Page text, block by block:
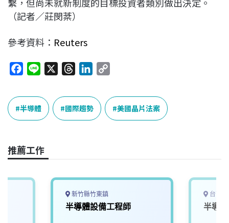
繫，但尚未就新制度的目標投資者類別做出決定。
（記者／莊閔棻）
參考資料： Reuters
c
e
b
o
k
n
e
r
e
a
n
k
e
n
p
y
L
k
半導體 國際趨勢 美國晶片法案
推薦工作
新竹縣竹東鎮
半導體設備工程師
台南
半導